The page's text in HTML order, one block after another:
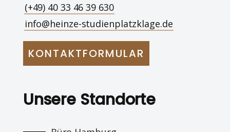
(+49) 40 33 46 39 630
info@heinze-studienplatzklage.de
KONTAKTFORMULAR
Unsere Standorte